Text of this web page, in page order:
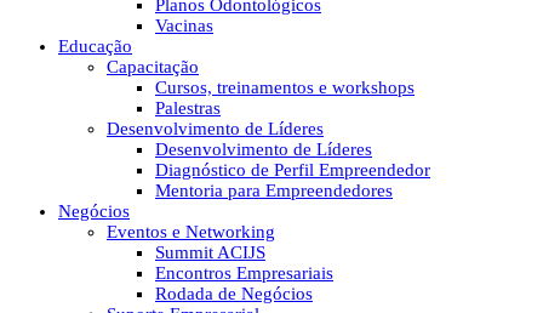
Planos Odontológicos
Vacinas
Educação
Capacitação
Cursos, treinamentos e workshops
Palestras
Desenvolvimento de Líderes
Desenvolvimento de Líderes
Diagnóstico de Perfil Empreendedor
Mentoria para Empreendedores
Negócios
Eventos e Networking
Summit ACIJS
Encontros Empresariais
Rodada de Negócios